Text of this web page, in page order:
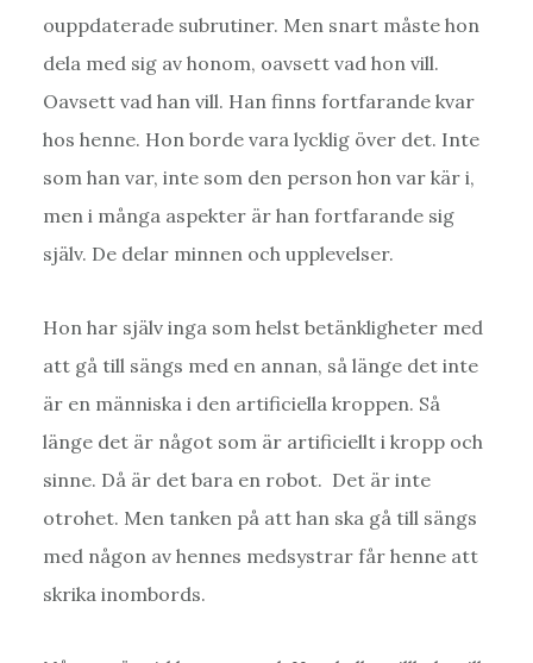
ouppdaterade subrutiner. Men snart måste hon
dela med sig av honom, oavsett vad hon vill.
Oavsett vad han vill. Han finns fortfarande kvar
hos henne. Hon borde vara lycklig över det. Inte
som han var, inte som den person hon var kär i,
men i många aspekter är han fortfarande sig
själv. De delar minnen och upplevelser.
Hon har själv inga som helst betänkligheter med
att gå till sängs med en annan, så länge det inte
är en människa i den artificiella kroppen. Så
länge det är något som är artificiellt i kropp och
sinne. Då är det bara en robot. Det är inte
otrohet. Men tanken på att han ska gå till sängs
med någon av hennes medsystrar får henne att
skrika inombords.